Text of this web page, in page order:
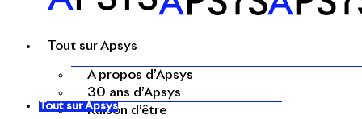
Tout sur Apsys
A propos d’Apsys
30 ans d’Apsys
Raison d’être
Tout sur Apsys